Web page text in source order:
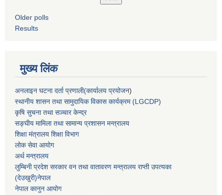
Older polls
Results
मुख्य लिंक
अनलाइन घटना दर्ता प्रणाली(कार्यालय प्रयोजन)
स्थानीय शासन तथा सामुदायिक विकास कार्यक्रम (LGCDP)
कृषि सुचना तथा सञ्चार केन्द्र
सङ्घीय मामिला तथा सामान्य प्रशासन मन्त्रालय
शिक्षा मंत्रालय शिक्षा विभाग
लोक सेवा आयोग
अर्थ मन्त्रालय
लुम्बिनी प्रदेश सरकार वन तथा वातावरण मन्त्रालय राप्ती उपत्यका
(देउखुरी)नेपाल
नेपाल कानुन आयोग